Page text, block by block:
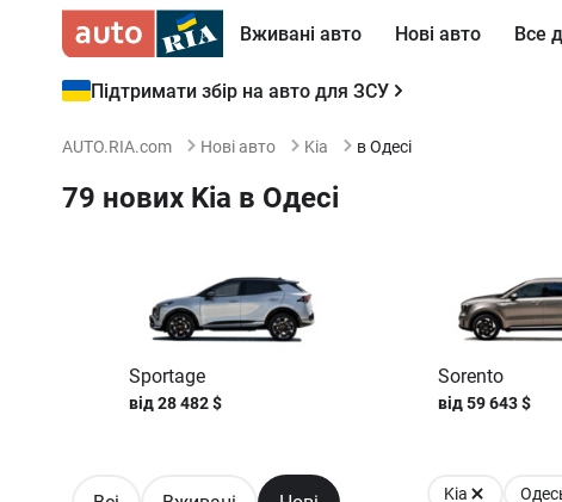
Вживані авто Нові авто Все
Підтримати збір на авто для ЗСУ
AUTO.RIA.com Нові авто Kia в Одесі
79 нових Kia в Одесі
Sportage
від28 482$
Sorento
від59 643$
Kia